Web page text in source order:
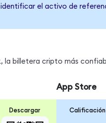
el activo de
la billetera cripto más
Descargar
App Store
Calificación